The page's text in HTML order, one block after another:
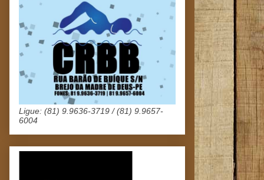
Ligue: (81) 9.9636-3719 / (81) 9.9657-
6004